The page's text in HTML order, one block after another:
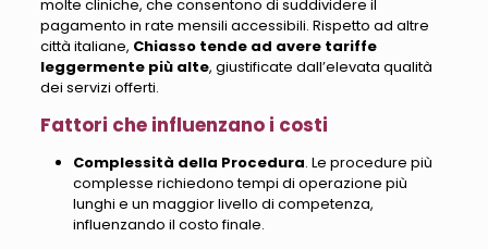
molte cliniche, che consentono di suddividere il
pagamento in rate mensili accessibili. Rispetto ad altre
città italiane, Chiasso tende ad avere tariffe
leggermente più alte, giustificate dall’elevata qualità
dei servizi offerti.
Fattori che influenzano i costi
Complessità della Procedura. Le procedure più
complesse richiedono tempi di operazione più
lunghi e un maggior livello di competenza,
influenzando il costo finale.